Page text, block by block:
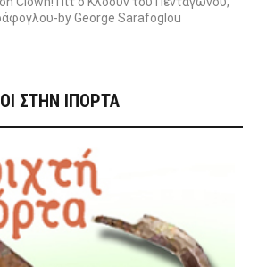
by George Sarafoglou
ΣΤΗΝ IΠΟΡΤΑ